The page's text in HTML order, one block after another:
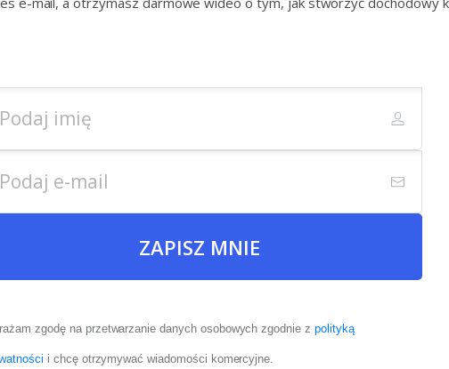
ZAPISZ MNIE
zgodę na przetwarzanie danych osobowych zgodnie z polityką
i chcę otrzymywać wiadomości komercyjne.